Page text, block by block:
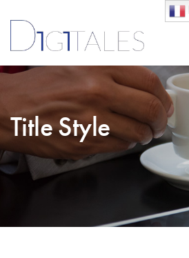
Title Style